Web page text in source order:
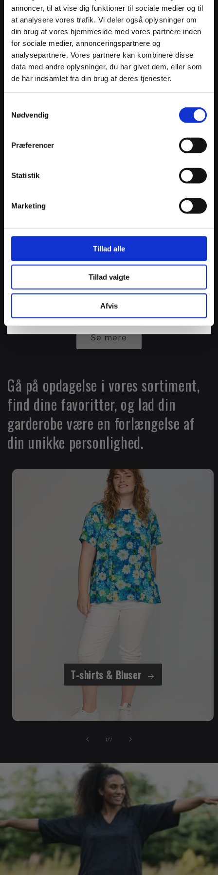
annoncer, til at vise dig funktioner til sociale medier og til
at analysere vores trafik. Vi deler også oplysninger om
din brug af vores hjemmeside med vores partnere inden
for sociale medier, annonceringspartnere og
analysepartnere. Vores partnere kan kombinere disse
data med andre oplysninger, du har givet dem, eller som
de har indsamlet fra din brug af deres tjenester.
Nødvendig
Præferencer
Statistik
Marketing
Tillad alle
Tillad valgte
Afvis
Se mere
Gå på opdagelse i vores sortiment,
find dine favoritter, og lad din
garderobe være en forlængelse af
din unikke personlighed.
T-shirts & Bluser
1/af
7
Fri fragt
-15% Rabat
-5% Rabat
Fri fragt
-5% Rabat
Fri fragt
-10% Off
-5% Rabat
Join our VIP Club & play Spin to win!
Name
country
nemt afmelde dig igen. Samtidig accepterer du vores
privatlivspolitik. Samtykke indhentes af Sandgaard A/S.
Du vil kun modtage e-mails om STUDIOs sortiment.
Spil Nu!
Samtidig accepterer du voresprivatlivspolitik. Samtykke indhentes af Sandgaard AS. Du